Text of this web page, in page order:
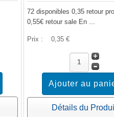
72 disponibles 0,35 retour
0,55€ retour sale En ...
Prix : 0,35 €
Détails du